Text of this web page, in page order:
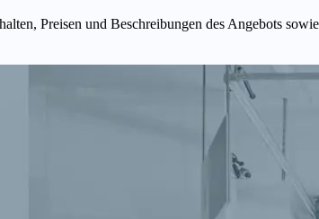
Preisen und Beschreibungen des Angebots